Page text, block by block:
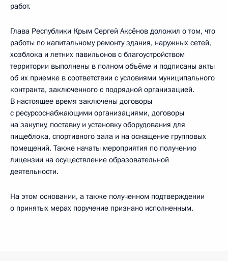
работ.
Глава Республики Крым Сергей Аксёнов доложил о том, что
работы по капитальному ремонту здания, наружных сетей,
хозблока и летних павильонов с благоустройством
территории выполнены в полном объёме и подписаны акты
об их приемке в соответствии с условиями муниципального
контракта, заключенного с подрядной организацией.
В настоящее время заключены договоры
с ресурсоснабжающими организациями, договоры
на закупку, поставку и установку оборудования для
пищеблока, спортивного зала и на оснащение групповых
помещений. Также начаты мероприятия по получению
лицензии на осуществление образовательной
деятельности.
На этом основании, а также полученном подтверждении
о принятых мерах поручение признано исполненным.